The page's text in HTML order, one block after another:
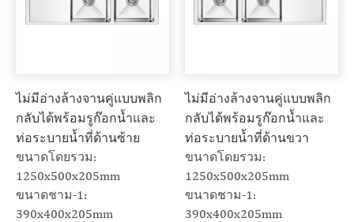
ไม่มีอ่างล้างจานคู่แบบพลิก
กลับได้พร้อมรูก๊อกน้ำและ
ท่อระบายน้ำที่ด้านซ้าย
ขนาดโดยรวม:
1250x500x205mm
ขนาดชาม-1:
390x400x205mm
ไม่มีอ่างล้างจานคู่แบบพลิก
กลับได้พร้อมรูก๊อกน้ำและ
ท่อระบายน้ำที่ด้านขวา
ขนาดโดยรวม:
1250x500x205mm
ขนาดชาม-1:
390x400x205mm